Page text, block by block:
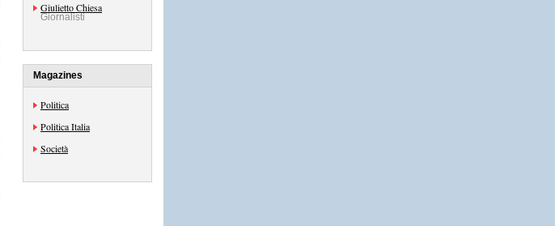
Giulietto Chiesa
Giornalisti
Magazines
Politica
Politica Italia
Società